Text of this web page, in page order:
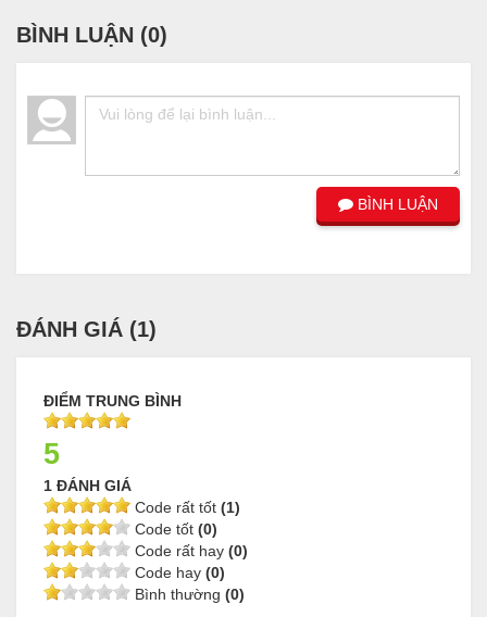
BÌNH LUẬN (0)
BÌNH LUẬN
ĐÁNH GIÁ (1)
ĐIỂM TRUNG BÌNH
5
1 ĐÁNH GIÁ
Code rất tốt (1)
Code tốt (0)
Code rất hay (0)
Code hay (0)
Bình thường (0)